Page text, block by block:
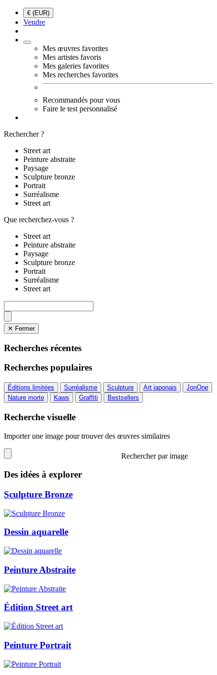
€ (EUR)
Vendre
Mes œuvres favorites
Mes artistes favoris
Mes galeries favorites
Mes recherches favorites
Recommandés pour vous
Faire le test personnalisé
Rechercher ?
Street art
Peinture abstraite
Paysage
Sculpture bronze
Portrait
Surréalisme
Street art
Que recherchez-vous ?
Street art
Peinture abstraite
Paysage
Sculpture bronze
Portrait
Surréalisme
Street art
✕ Fermer
Recherches récentes
Recherches populaires
Éditions limitées Surréalisme Sculpture Art japonais
JonOne
Nature morte
Kaws Graffiti Bestsellers
Recherche visuelle
Importer une image pour trouver des œuvres similaires
Rechercher par image
Des idées à explorer
Sculpture Bronze
Dessin aquarelle
Peinture Abstraite
Édition Street art
Peinture Portrait